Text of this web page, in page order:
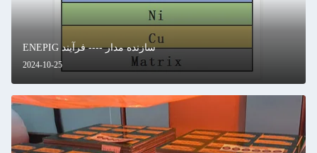
2024-10-25
سازنده مدار ---- فرآیند ENEPIG